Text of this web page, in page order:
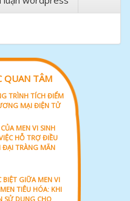
QUAN TÂM
TRÌNH TÍCH ĐIỂM
MẠI ĐIỆN TỬ
MEN VI SINH
HỖ TRỢ ĐIỀU
ĐẠI TRÀNG MÃN
BIỆT GIỮA MEN VI
TIÊU HÓA: KHI
SỬ DỤNG CHO